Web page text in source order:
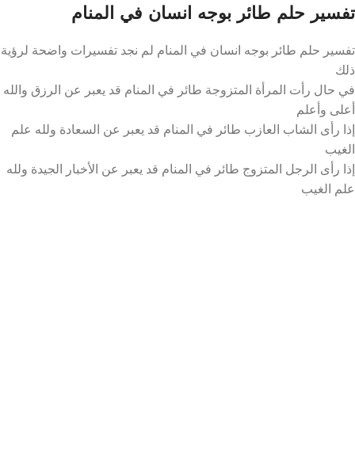
تفسير حلم طائر بوجه انسان في المنام
تفسير حلم طائر بوجه انسان في المنام لم نجد تفسيرات واضحة لرؤية
ذلك
في حال رأت المرأة المتزوجة طائر في المنام قد يعبر عن الرزق والله
أعلى وأعلم
إذا رأى الشاب العازب طائر في المنام قد يعبر عن السعادة ولله علم
الغيب
إذا رأى الرجل المتزوج طائر في المنام قد يعبر عن الأخبار الجيدة ولله
علم الغيب